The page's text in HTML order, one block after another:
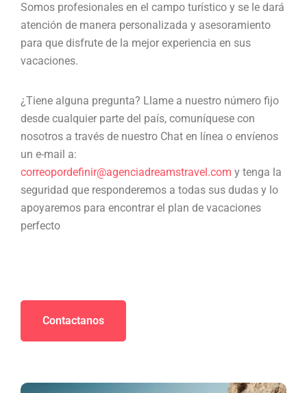
Somos profesionales en el campo turístico y se le dará
atención de manera personalizada y asesoramiento
para que disfrute de la mejor experiencia en sus
vacaciones.
¿Tiene alguna pregunta? Llame a nuestro número fijo
desde cualquier parte del país, comuníquese con
nosotros a través de nuestro Chat en línea o envíenos
un e-mail a:
correopordefinir@agenciadreamstravel.com y tenga la
seguridad que responderemos a todas sus dudas y lo
apoyaremos para encontrar el plan de vacaciones
perfecto
Contactanos